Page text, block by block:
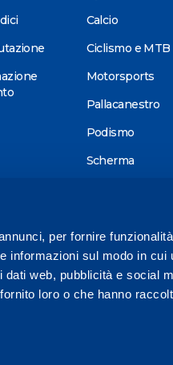
per fornire
informazioni sul modo in cui
web, pubblicità e social
loro o che hanno
Calcio
Ciclismo e MTB
Motorsports
Pallacanestro
Podismo
Scherma
Triathlon
Wellness
Altri sport